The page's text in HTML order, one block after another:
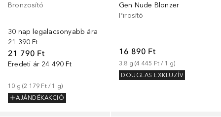
Bronzosító
30 nap legalacsonyabb ára
21 390 Ft
21 790 Ft
Eredeti ár 24 490 Ft
10 g (2 179 Ft / 1 g)
AJÁNDÉKAKCIÓ
Gen Nude Blonzer
Pirosító
16 890 Ft
3.8 g (4 445 Ft / 1 g)
DOUGLAS EXKLUZÍV